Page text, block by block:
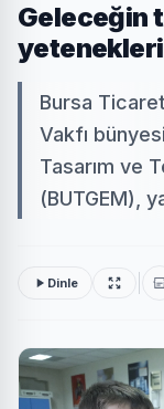
Geleceğin
Bursa
Vakfı
Tasarım ve
(BUTGEM),
Dinle